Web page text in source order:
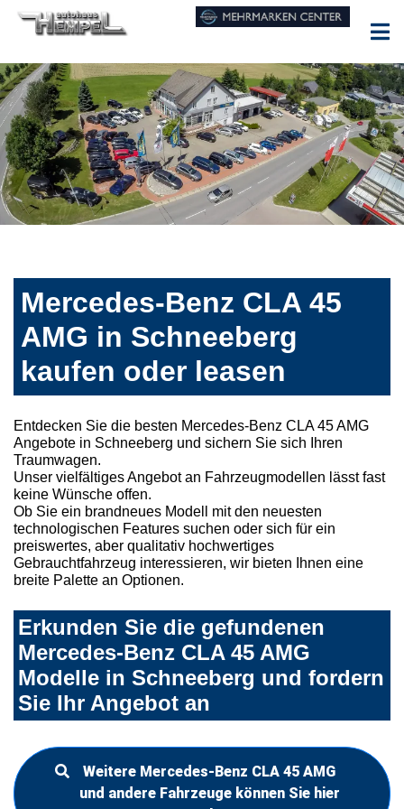
Mercedes-Benz CLA 45
AMG in Schneeberg
kaufen oder leasen
Entdecken Sie die besten Mercedes-Benz CLA 45 AMG
Angebote in Schneeberg und sichern Sie sich Ihren
Traumwagen.
Unser vielfältiges Angebot an Fahrzeugmodellen lässt fast
keine Wünsche offen.
Ob Sie ein brandneues Modell mit den neuesten
technologischen Features suchen oder sich für ein
preiswertes, aber qualitativ hochwertiges
Gebrauchtfahrzeug interessieren, wir bieten Ihnen eine
breite Palette an Optionen.
Erkunden Sie die gefundenen
Mercedes-Benz CLA 45 AMG
Modelle in Schneeberg und fordern
Sie Ihr Angebot an
Weitere Mercedes-Benz CLA 45 AMG
und andere Fahrzeuge können Sie hier